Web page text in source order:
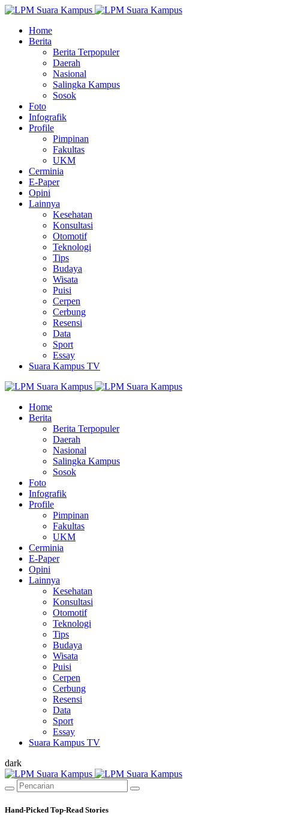
Home
Berita
Berita Terpopuler
Daerah
Nasional
Salingka Kampus
Sosok
Foto
Infografik
Profile
Pimpinan
Fakultas
UKM
Cerminia
E-Paper
Opini
Lainnya
Kesehatan
Konsultasi
Otomotif
Teknologi
Tips
Budaya
Wisata
Puisi
Cerpen
Cerbung
Resensi
Data
Sport
Essay
Suara Kampus TV
Home
Berita
Berita Terpopuler
Daerah
Nasional
Salingka Kampus
Sosok
Foto
Infografik
Profile
Pimpinan
Fakultas
UKM
Cerminia
E-Paper
Opini
Lainnya
Kesehatan
Konsultasi
Otomotif
Teknologi
Tips
Budaya
Wisata
Puisi
Cerpen
Cerbung
Resensi
Data
Sport
Essay
Suara Kampus TV
dark
Hand-Picked Top-Read Stories